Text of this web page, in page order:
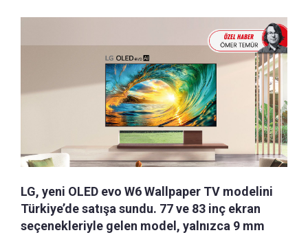
LG, yeni OLED evo W6 Wallpaper TV modelini
Türkiye’de satışa sundu. 77 ve 83 inç ekran
seçenekleriyle gelen model, yalnızca 9 mm